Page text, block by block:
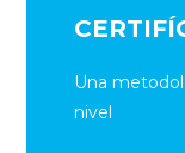
Una
nivel